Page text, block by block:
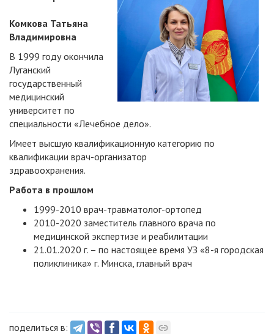
Комкова Татьяна
Владимировна
В 1999 году окончила
Луганский
государственный
медицинский
университет по
специальности «Лечебное дело».
Имеет высшую квалификационную категорию по
квалификации врач-организатор
здравоохранения.
Работа в прошлом
1999-2010 врач-травматолог-ортопед
2010-2020 заместитель главного врача по
медицинской экспертизе и реабилитации
21.01.2020 г. – по настоящее время УЗ «8-я городская
поликлиника» г. Минска, главный врач
поделиться в: